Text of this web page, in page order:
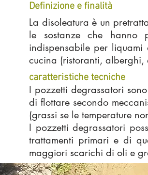
Definizione e finalità
La disoleatura è un
le sostanze che hanno
indispensabile per
cucina (ristoranti, alberghi,
caratteristiche tecniche
I pozzetti degrassatori
di flottare secondo
(grassi se le temperature
I pozzetti degrassatori
trattamenti primari e di
maggiori scarichi di oli e